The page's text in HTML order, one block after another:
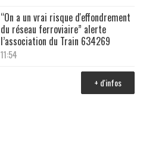
“On a un vrai risque d'effondrement
du réseau ferroviaire” alerte
l’association du Train 634269
11:54
+ d'infos